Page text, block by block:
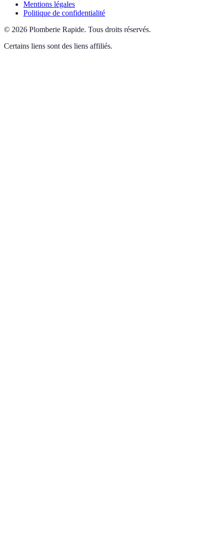
Mentions légales
Politique de confidentialité
© 2026 Plomberie Rapide. Tous droits réservés.
Certains liens sont des liens affiliés.